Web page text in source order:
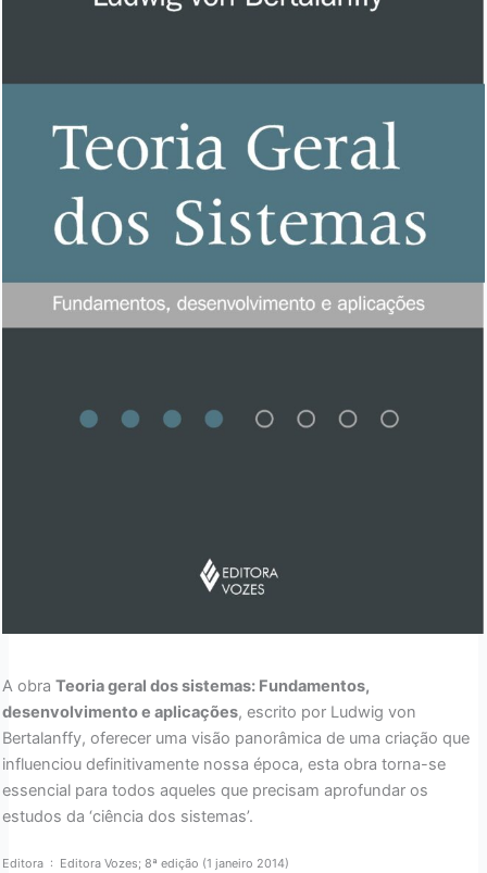
A obraTeoria geral dos sistemas: Fundamentos,
desenvolvimento e aplicações, escrito por Ludwig von
Bertalanffy, oferecer uma visão panorâmica de uma criação que
influenciou definitivamente nossa época, esta obra torna-se
essencial para todos aqueles que precisam aprofundar os
estudos da ‘ciência dos sistemas’.
Editora ‏ : ‎ Editora Vozes; 8ª edição (1 janeiro 2014)